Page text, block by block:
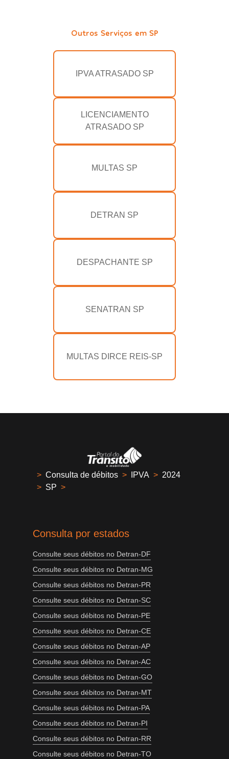
Outros Serviços em SP
IPVA ATRASADO SP
LICENCIAMENTO
ATRASADO SP
MULTAS SP
DETRAN SP
DESPACHANTE SP
SENATRAN SP
MULTAS DIRCE REIS-SP
> Consulta de débitos > IPVA > 2024
> SP >
Consulta por estados
Consulte seus débitos no Detran-DF
Consulte seus débitos no Detran-MG
Consulte seus débitos no Detran-PR
Consulte seus débitos no Detran-SC
Consulte seus débitos no Detran-PE
Consulte seus débitos no Detran-CE
Consulte seus débitos no Detran-AP
Consulte seus débitos no Detran-AC
Consulte seus débitos no Detran-GO
Consulte seus débitos no Detran-MT
Consulte seus débitos no Detran-PA
Consulte seus débitos no Detran-PI
Consulte seus débitos no Detran-RR
Consulte seus débitos no Detran-TO